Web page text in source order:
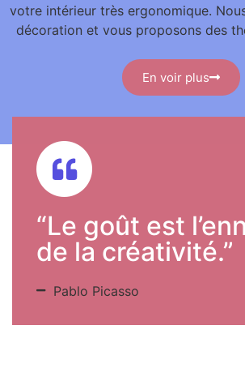
votre intérieur très ergonomique.
décoration et vous proposons des
En voir plus
“Le goût est
de la créativité.”
Pablo Picasso